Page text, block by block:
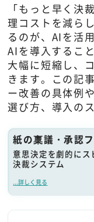
「もっと早く決
理コストを減ら
るのが、AIを活
AIを導入するこ
大幅に短縮し、
きます。この記
ー改善の具体例
選び方、導入の
紙の稟議・承認
意思決定を劇的に
決裁システム
...詳しく見る